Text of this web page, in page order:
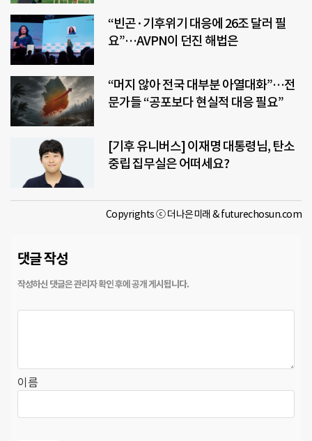
“빈곤·기후위기 대응에 26조 달러 필
요”…AVPN이 던진 해법은
“머지 않아 전국 대부분 아열대화”…전
문가들 “공포보다 현실적 대응 필요”
[기후 유니버스] 이재명 대통령님, 탄소
중립 집무실은 어떠세요?
Copyrights ⓒ 더나은미래 & futurechosun.com
댓글 작성
이름